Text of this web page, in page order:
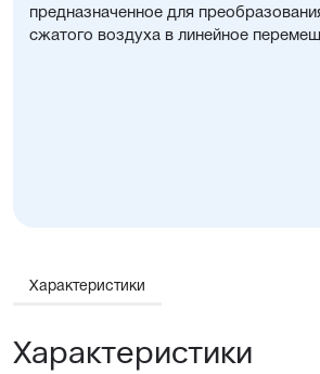
предназначенное для
сжатого воздуха в линейное
Характеристики
Характеристики